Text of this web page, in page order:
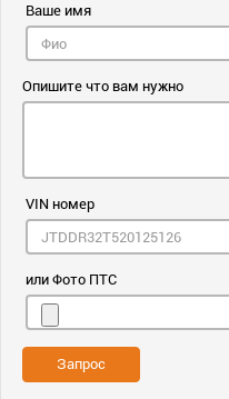
Ваше имя
Опишите что вам нужно
VIN номер
или Фото ПТС
Запрос